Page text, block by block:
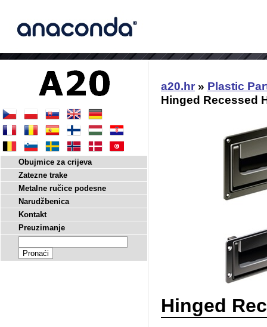
a20.hr » Plastic
Hinged Recessed
Hinged
Obujmice za crijeva
Zatezne trake
Metalne ručice podesne
Narudžbenica
Kontakt
Preuzimanje